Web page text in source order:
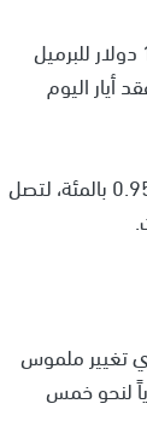
هبطت العقود الآجلة لخام برنت لشهر أيار/مايو بمقدار 1.22 دولار، أي بنسبة 1.08 بالمئة، لتسجل 111.56 دولار للبرميل
عقد أيار اليوم
كما تراجعت العقود الآجلة لخام غرب تكساس الوسيط الأميركي لشهر أيار/مايو بمقدار 98 سنتاً، أو بنسبة 0.95 بالمئة، لتصل
تغيير ملموس
لنحو خمس